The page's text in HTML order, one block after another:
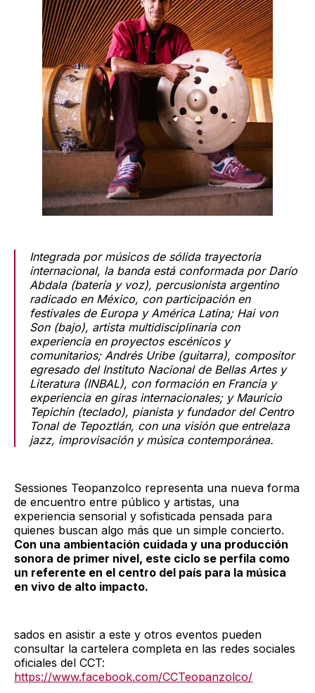
Integrada por músicos de sólida trayectoria
internacional, la banda está conformada por Darío
Abdala (batería y voz), percusionista argentino
radicado en México, con participación en
festivales de Europa y América Latina; Hai von
Son (bajo), artista multidisciplinaria con
experiencia en proyectos escénicos y
comunitarios; Andrés Uribe (guitarra), compositor
egresado del Instituto Nacional de Bellas Artes y
Literatura (INBAL), con formación en Francia y
experiencia en giras internacionales; y Mauricio
Tepichin (teclado), pianista y fundador del Centro
Tonal de Tepoztlán, con una visión que entrelaza
jazz, improvisación y música contemporánea.
Sessiones Teopanzolco representa una nueva forma
de encuentro entre público y artistas, una
experiencia sensorial y sofisticada pensada para
quienes buscan algo más que un simple concierto.
Con una ambientación cuidada y una producción
sonora de primer nivel, este ciclo se perfila como
un referente en el centro del país para la música
en vivo de alto impacto.
sados en asistir a este y otros eventos pueden
consultar la cartelera completa en las redes sociales
oficiales del CCT:
https://www.facebook.com/CCTeopanzolco/